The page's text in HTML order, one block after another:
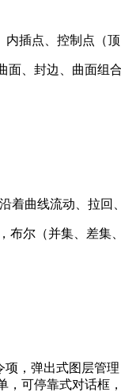
插点、控制点（顶
、封边、曲面组
曲线流动、拉回
布尔（并集、差集
，弹出式图层管
可停靠式对话框